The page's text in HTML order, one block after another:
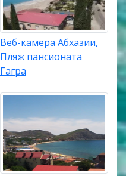
Веб-камера Абхазии,
Пляж пансионата
Гагра